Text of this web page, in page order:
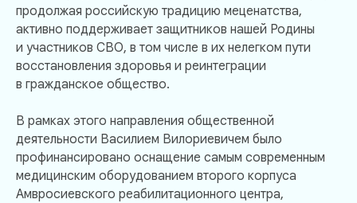
продолжая российскую традицию меценатства,
активно поддерживает защитников нашей Родины
и участников СВО, в том числе в их нелегком пути
восстановления здоровья и реинтеграции
в гражданское общество.
В рамках этого направления общественной
деятельности Василием Вилориевичем было
профинансировано оснащение самым современным
медицинским оборудованием второго корпуса
Амвросиевского реабилитационного центра,